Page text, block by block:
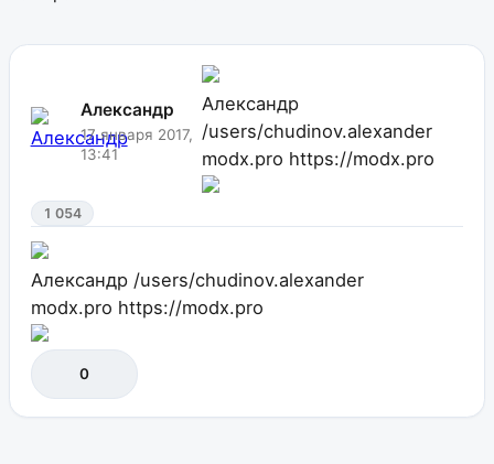
Александр
17 января 2017,
13:41
Александр
/users/chudinov.alexander
modx.pro https://modx.pro
1 054
Александр /users/chudinov.alexander
modx.pro https://modx.pro
0